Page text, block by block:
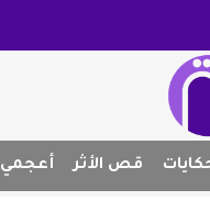
قص الأثر أعجمي